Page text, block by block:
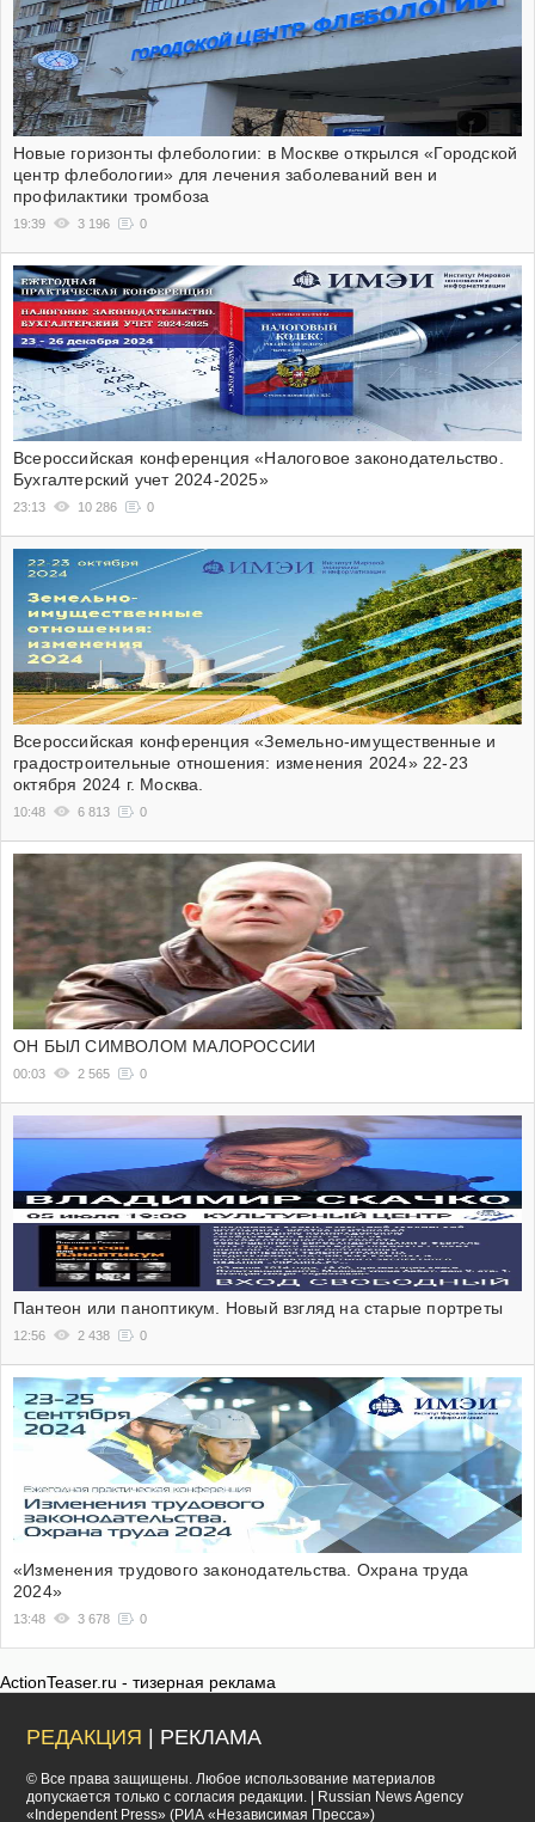
Новые горизонты флебологии: в Москве открылся «Городской
центр флебологии» для лечения заболеваний вен и
профилактики тромбоза
19:39 3 196 0
Всероссийская конференция «Налоговое законодательство.
Бухгалтерский учет 2024-2025»
23:13 10 286 0
Всероссийская конференция «Земельно-имущественные и
градостроительные отношения: изменения 2024» 22-23
октября 2024 г. Москва.
10:48 6 813 0
ОН БЫЛ СИМВОЛОМ МАЛОРОССИИ
00:03 2 565 0
Пантеон или паноптикум. Новый взгляд на старые портреты
12:56 2 438 0
«Изменения трудового законодательства. Охрана труда
2024»
13:48 3 678 0
ActionTeaser.ru - тизерная реклама
РЕДАКЦИЯ | РЕКЛАМА
© Все права защищены. Любое использование материалов
допускается только с согласия редакции. | Russian News Agency
«Independent Press» (РИА «Независимая Пресса»)